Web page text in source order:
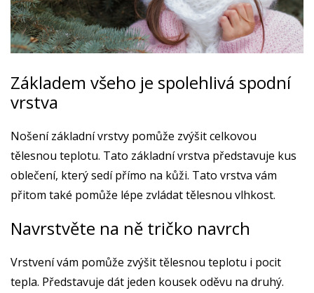
Základem všeho je spolehlivá spodní
vrstva
Nošení základní vrstvy pomůže zvýšit celkovou
tělesnou teplotu. Tato základní vrstva představuje kus
oblečení, který sedí přímo na kůži. Tato vrstva vám
přitom také pomůže lépe zvládat tělesnou vlhkost.
Navrstvěte na ně tričko navrch
Vrstvení vám pomůže zvýšit tělesnou teplotu i pocit
tepla. Představuje dát jeden kousek oděvu na druhý.